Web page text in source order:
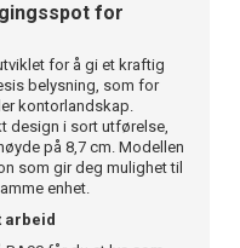
for
for å gi et kraftig
belysning, som for
kontorlandskap.
design i sort utførelse,
på 8,7 cm. Modellen
som gir deg mulighet til
enhet.
arbeid